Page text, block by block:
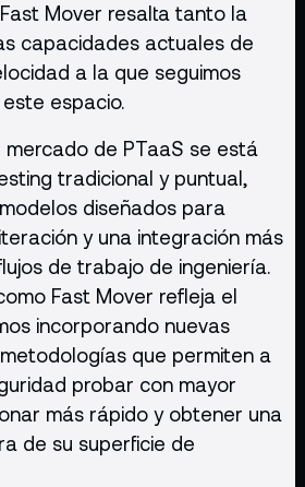
Mover resalta tanto la
capacidades actuales de
a la que seguimos
espacio.
mercado de PTaaS se está
tradicional y puntual,
diseñados para
y una integración más
de trabajo de ingeniería.
Fast Mover refleja el
incorporando nuevas
que permiten a
probar con mayor
más rápido y obtener una
de su superficie de